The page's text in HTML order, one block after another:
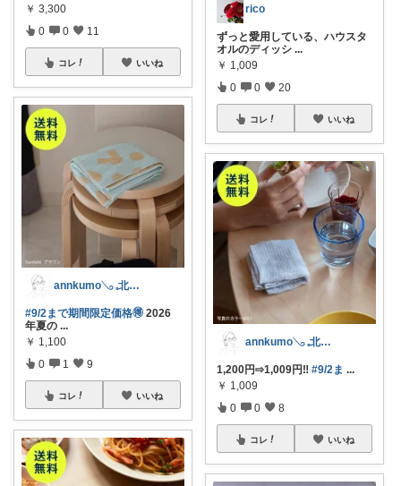
￥ 3,300
0 0 11
コレ いいね
annkumo𓂅 𓈒北欧ゆるミニマル
#9/2まで期間限定価格🉐 2026
年夏の ...
￥ 1,100
0 1 9
コレ いいね
rico
ずっと愛用している、ハウスタ
オルのディッシ ...
￥ 1,009
0 0 20
コレ いいね
annkumo𓂅 𓈒北欧ゆるミニマル
1,200円⇨1,009円‼️ #9/2ま ...
￥ 1,009
0 0 8
コレ いいね